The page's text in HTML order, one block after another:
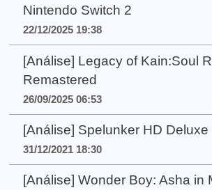
Nintendo Switch 2
22/12/2025 19:38
[Análise] Legacy of Kain:Soul
Remastered
26/09/2025 06:53
[Análise] Spelunker HD Deluxe
31/12/2021 18:30
[Análise] Wonder Boy: Asha in